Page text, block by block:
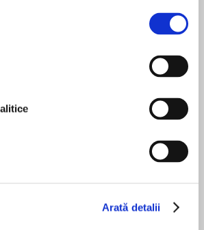
Arată detalii
Europea„Casino de Santiago“
carte